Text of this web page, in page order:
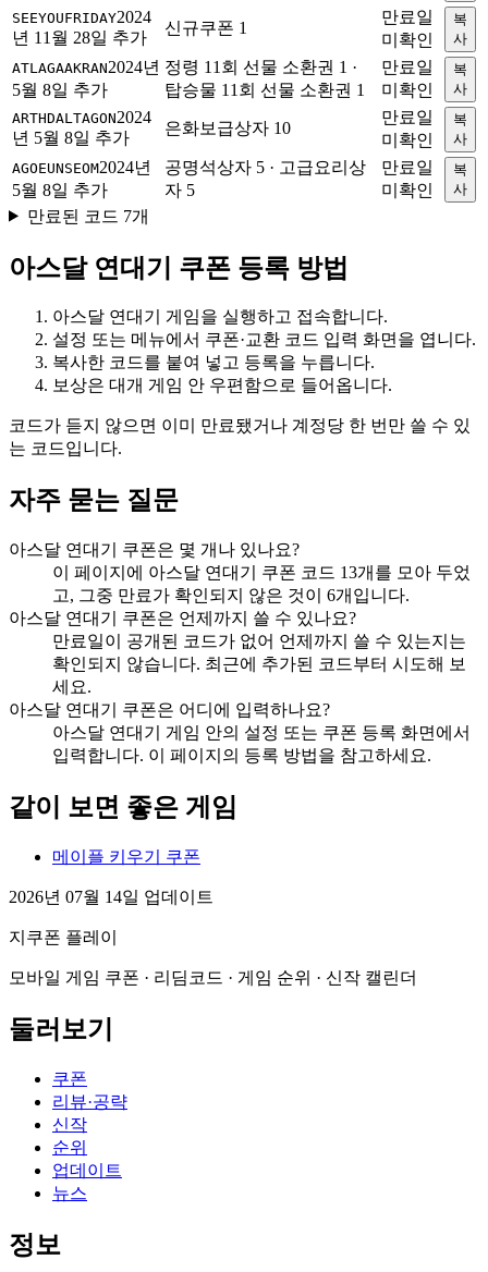
SEEYOUFRIDAY2024
년 11월 28일 추가
신규쿠폰 1
만료일
미확인
복
사
ATLAGAAKRAN2024년
5월 8일 추가
정령 11회 선물 소환권 1 ·
탑승물 11회 선물 소환권 1
만료일
미확인
복
사
ARTHDALTAGON2024
년 5월 8일 추가
은화보급상자 10
만료일
미확인
복
사
AGOEUNSEOM2024년
5월 8일 추가
공명석상자 5 · 고급요리상
자 5
만료일
미확인
복
사
만료된 코드 7개
아스달 연대기 쿠폰 등록 방법
아스달 연대기 게임을 실행하고 접속합니다.
설정 또는 메뉴에서 쿠폰·교환 코드 입력 화면을 엽니다.
복사한 코드를 붙여 넣고 등록을 누릅니다.
보상은 대개 게임 안 우편함으로 들어옵니다.
코드가 듣지 않으면 이미 만료됐거나 계정당 한 번만 쓸 수 있
는 코드입니다.
자주 묻는 질문
아스달 연대기 쿠폰은 몇 개나 있나요?
이 페이지에 아스달 연대기 쿠폰 코드 13개를 모아 두었
고, 그중 만료가 확인되지 않은 것이 6개입니다.
아스달 연대기 쿠폰은 언제까지 쓸 수 있나요?
만료일이 공개된 코드가 없어 언제까지 쓸 수 있는지는
확인되지 않습니다. 최근에 추가된 코드부터 시도해 보
세요.
아스달 연대기 쿠폰은 어디에 입력하나요?
아스달 연대기 게임 안의 설정 또는 쿠폰 등록 화면에서
입력합니다. 이 페이지의 등록 방법을 참고하세요.
같이 보면 좋은 게임
메이플 키우기 쿠폰
2026년 07월 14일 업데이트
지쿠폰 플레이
모바일 게임 쿠폰 · 리딤코드 · 게임 순위 · 신작 캘린더
둘러보기
쿠폰
리뷰·공략
신작
순위
업데이트
뉴스
정보